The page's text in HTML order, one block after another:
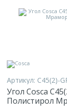
Артикул: C45(2)-
Угол Cosca
Полистирол